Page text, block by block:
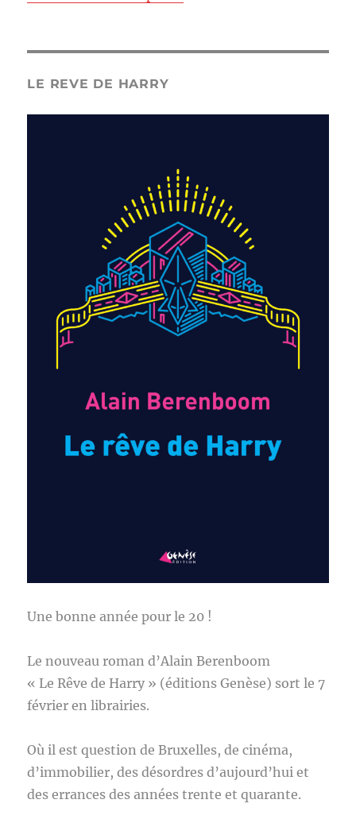
LE REVE DE HARRY
Une bonne année pour le 20 !
Le nouveau roman d’Alain Berenboom
« Le Rêve de Harry » (éditions Genèse) sort le 7
février en librairies.
Où il est question de Bruxelles, de cinéma,
d’immobilier, des désordres d’aujourd’hui et
des errances des années trente et quarante.